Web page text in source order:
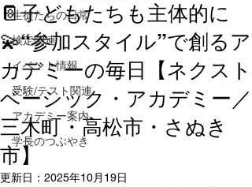
生徒たちの日常
検定関連
イベント情報
受験/テスト関連
アカデミー案内
学長のつぶやき
📔子どもたちも主体的に
💫“参加スタイル”で創るア
カデミーの毎日【ネクスト
ベーシック・アカデミー／
三木町・高松市・さぬき
市】
更新日： 2025年10月19日